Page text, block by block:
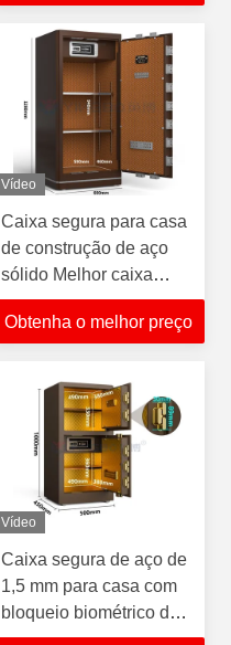
Vídeo
Caixa segura para casa
de construção de aço
sólido Melhor caixa
segura para impressão
digital segura para casa
Obtenha o melhor preço
Vídeo
Caixa segura de aço de
1,5 mm para casa com
bloqueio biométrico de
impressão digital,